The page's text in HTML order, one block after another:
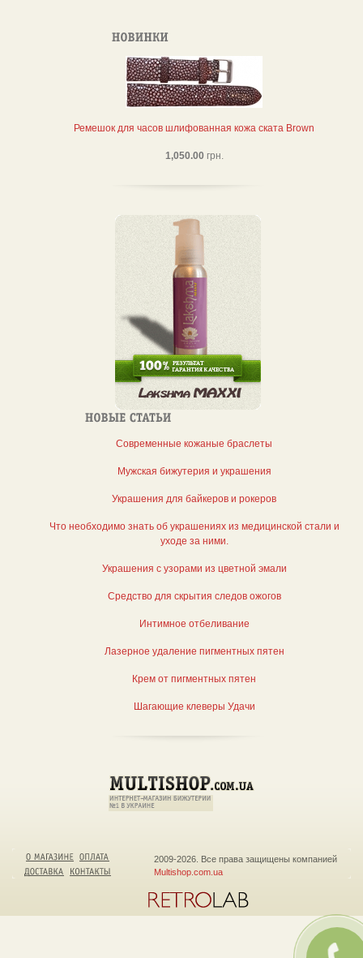
Ремешок для часов шлифованная кожа ската Brown
1,050.00 грн.
Современные кожаные браслеты
Мужская бижутерия и украшения
Украшения для байкеров и рокеров
Что необходимо знать об украшениях из медицинской стали и
уходе за ними.
Украшения с узорами из цветной эмали
Средство для скрытия следов ожогов
Интимное отбеливание
Лазерное удаление пигментных пятен
Крем от пигментных пятен
Шагающие клеверы Удачи
2009-2026. Все права защищены компанией
Multishop.com.ua